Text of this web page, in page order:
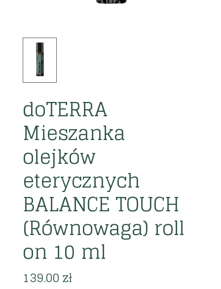
doTERRA
Mieszanka
olejków
eterycznych
BALANCE TOUCH
(Równowaga) roll
on 10 ml
139.00zł